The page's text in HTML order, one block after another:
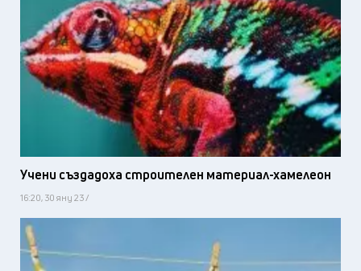
Учени създадоха строителен материал-хамелеон
16:20, 30 яну 23 /